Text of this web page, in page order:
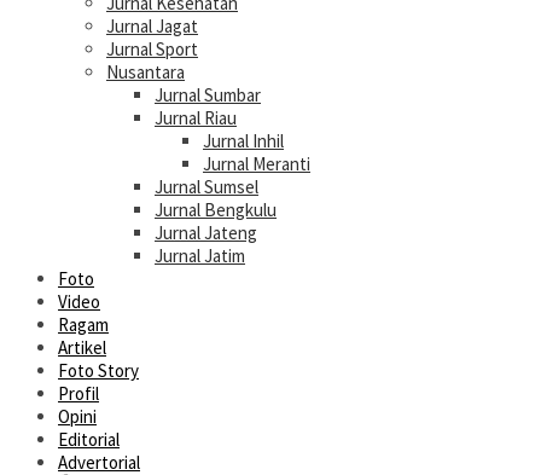
Jurnal Jagat
Jurnal Sport
Nusantara
Jurnal Sumbar
Jurnal Riau
Jurnal Inhil
Jurnal Meranti
Jurnal Sumsel
Jurnal Bengkulu
Jurnal Jateng
Jurnal Jatim
Foto
Video
Ragam
Artikel
Foto Story
Profil
Opini
Editorial
Advertorial